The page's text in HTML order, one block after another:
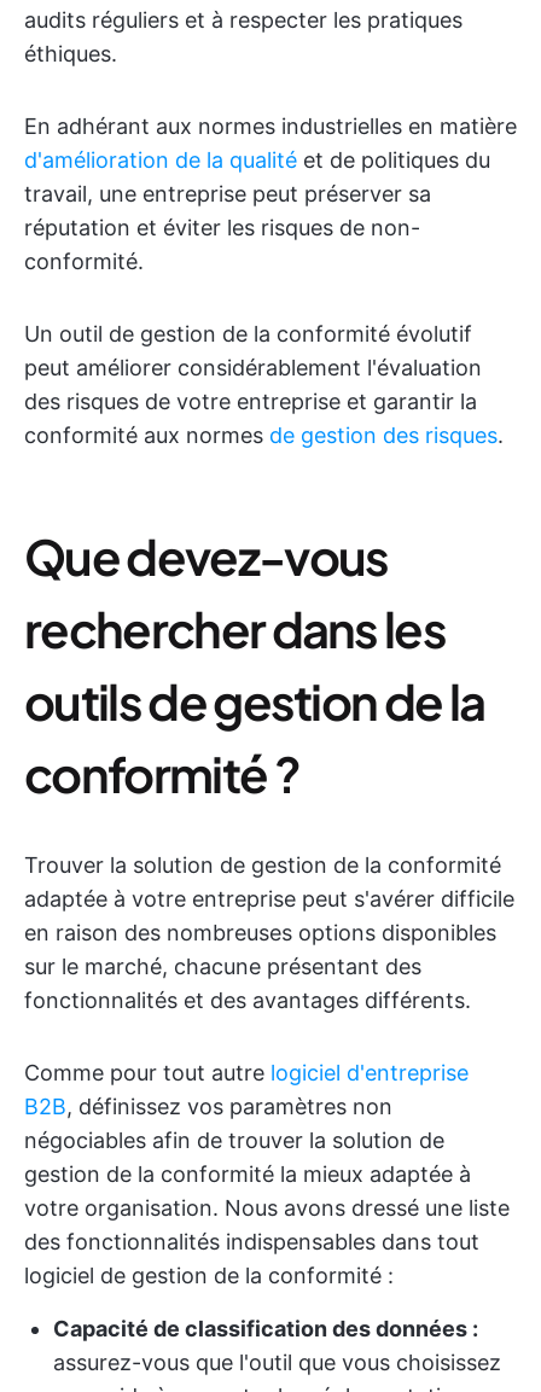
audits réguliers et à respecter les pratiques
éthiques.
En adhérant aux normes industrielles en matière
d'amélioration de la qualité et de politiques du
travail, une entreprise peut préserver sa
réputation et éviter les risques de non-
conformité.
Un outil de gestion de la conformité évolutif
peut améliorer considérablement l'évaluation
des risques de votre entreprise et garantir la
conformité aux normes de gestion des risques.
Que devez-vous
rechercher dans les
outils de gestion de la
conformité ?
Trouver la solution de gestion de la conformité
adaptée à votre entreprise peut s'avérer difficile
en raison des nombreuses options disponibles
sur le marché, chacune présentant des
fonctionnalités et des avantages différents.
Comme pour tout autre logiciel d'entreprise
B2B, définissez vos paramètres non
négociables afin de trouver la solution de
gestion de la conformité la mieux adaptée à
votre organisation. Nous avons dressé une liste
des fonctionnalités indispensables dans tout
logiciel de gestion de la conformité :
Capacité de classification des données :
assurez-vous que l'outil que vous choisissez